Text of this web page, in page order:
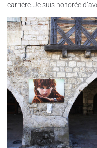
carrière. Je suis honorée